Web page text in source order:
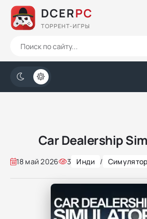
DCERPC
ТОРРЕНТ-ИГРЫ
Car Dealership
18 май 2026 3 Инди /